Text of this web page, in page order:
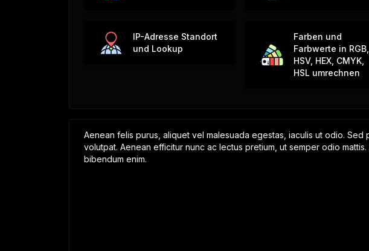
IP-Adresse Standort
und Lookup
Farben und
Farbwerte in RGB,
HSV, HEX, CMYK,
HSL umrechnen
Aenean felis purus, aliquet vel malesuada egestas, iaculis ut odio. Sed
volutpat. Aenean efficitur nunc ac lectus pretium, ut semper odio
bibendum enim.